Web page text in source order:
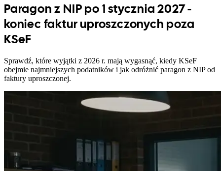
Paragon z NIP po 1 stycznia 2027 -
koniec faktur uproszczonych poza
KSeF
Sprawdź, które wyjątki z 2026 r. mają wygasnąć, kiedy KSeF
obejmie najmniejszych podatników i jak odróżnić paragon z NIP od
faktury uproszczonej.